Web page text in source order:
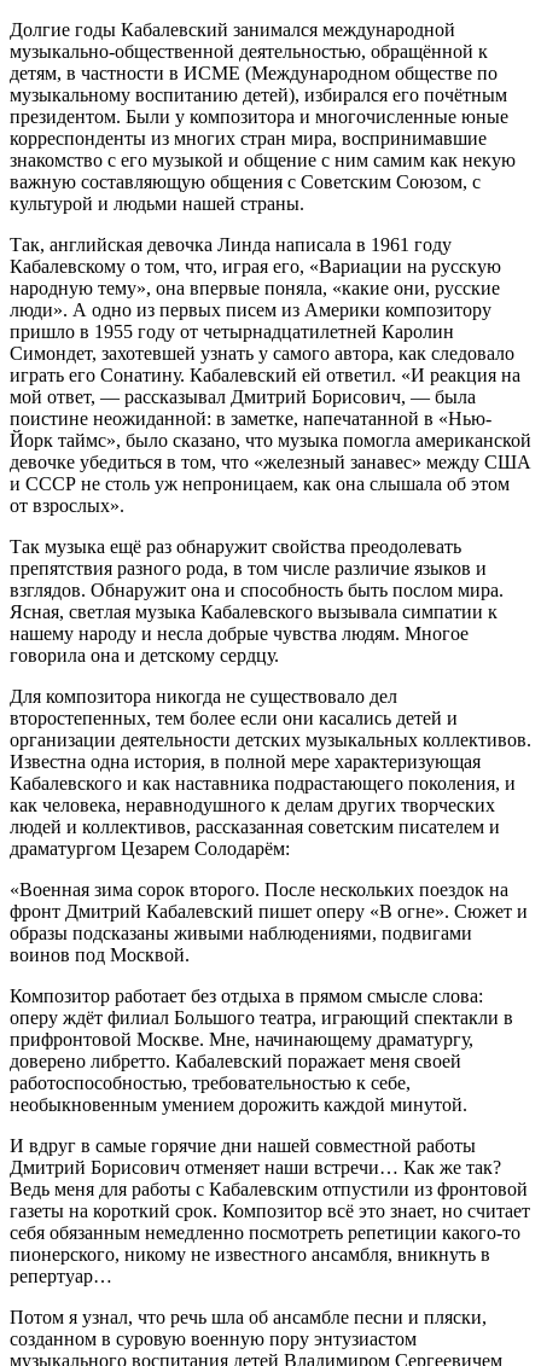
Долгие годы Кабалевский занимался международной
музыкально-общественной деятельностью, обращённой к
детям, в частности в ИСМЕ (Международном обществе по
музыкальному воспитанию детей), избирался его почётным
президентом. Были у композитора и многочисленные юные
корреспонденты из многих стран мира, воспринимавшие
знакомство с его музыкой и общение с ним самим как некую
важную составляющую общения с Советским Союзом, с
культурой и людьми нашей страны.
Так, английская девочка Линда написала в 1961 году
Кабалевскому о том, что, играя его, «Вариации на русскую
народную тему», она впервые поняла, «какие они, русские
люди». А одно из первых писем из Америки композитору
пришло в 1955 году от четырнадцатилетней Каролин
Симондет, захотевшей узнать у самого автора, как следовало
играть его Сонатину. Кабалевский ей ответил. «И реакция на
мой ответ, — рассказывал Дмитрий Борисович, — была
поистине неожиданной: в заметке, напечатанной в «Нью-
Йорк таймс», было сказано, что музыка помогла американской
девочке убедиться в том, что «железный занавес» между США
и СССР не столь уж непроницаем, как она слышала об этом
от взрослых».
Так музыка ещё раз обнаружит свойства преодолевать
препятствия разного рода, в том числе различие языков и
взглядов. Обнаружит она и способность быть послом мира.
Ясная, светлая музыка Кабалевского вызывала симпатии к
нашему народу и несла добрые чувства людям. Многое
говорила она и детскому сердцу.
Для композитора никогда не существовало дел
второстепенных, тем более если они касались детей и
организации деятельности детских музыкальных коллективов.
Известна одна история, в полной мере характеризующая
Кабалевского и как наставника подрастающего поколения, и
как человека, неравнодушного к делам других творческих
людей и коллективов, рассказанная советским писателем и
драматургом Цезарем Солодарём:
«Военная зима сорок второго. После нескольких поездок на
фронт Дмитрий Кабалевский пишет оперу «В огне». Сюжет и
образы подсказаны живыми наблюдениями, подвигами
воинов под Москвой.
Композитор работает без отдыха в прямом смысле слова:
оперу ждёт филиал Большого театра, играющий спектакли в
прифронтовой Москве. Мне, начинающему драматургу,
доверено либретто. Кабалевский поражает меня своей
работоспособностью, требовательностью к себе,
необыкновенным умением дорожить каждой минутой.
И вдруг в самые горячие дни нашей совместной работы
Дмитрий Борисович отменяет наши встречи… Как же так?
Ведь меня для работы с Кабалевским отпустили из фронтовой
газеты на короткий срок. Композитор всё это знает, но считает
себя обязанным немедленно посмотреть репетиции какого-то
пионерского, никому не известного ансамбля, вникнуть в
репертуар…
Потом я узнал, что речь шла об ансамбле песни и пляски,
созданном в суровую военную пору энтузиастом
музыкального воспитания детей Владимиром Сергеевичем